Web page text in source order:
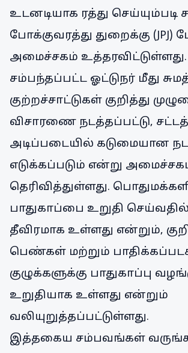
உடனடியாக ரத்து செய்யும்படி
போக்குவரத்து துறைக்கு (JPJ)
அமைச்சகம் உத்தரவிட்டுள்ளது.
சம்பந்தப்பட்ட ஓட்டுநர் மீது
குற்றச்சாட்டுகள் குறித்து
விசாரணை நடத்தப்பட்டு,
அடிப்படையில் கடுமையான
எடுக்கப்படும் என்று
தெரிவித்துள்ளது.
பாதுகாப்பை உறுதி
தீவிரமாக உள்ளது என்றும்,
பெண்கள் மற்றும்
குழுக்களுக்கு பாதுகாப்பு
உறுதியாக உள்ளது என்றும்
வலியுறுத்தப்பட்டுள்ளது.
இத்தகைய சம்பவங்கள்